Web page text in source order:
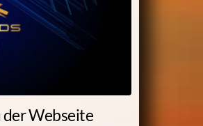
Webseite